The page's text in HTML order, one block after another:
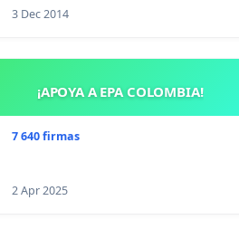
3 Dec 2014
¡APOYA A EPA COLOMBIA!
7 640 firmas
2 Apr 2025